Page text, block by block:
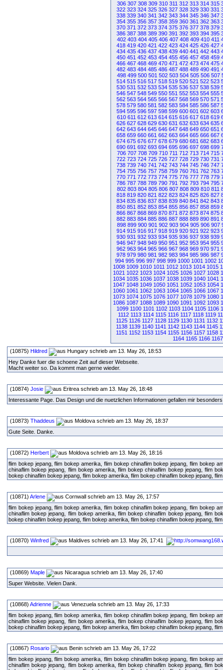
306 307 308 309 310 311 312 313 314 315
322 323 324 325 326 327 328 329 330 331
338 339 340 341 342 343 344 345 346 347
354 355 356 357 358 359 360 361 362 363
370 371 372 373 374 375 376 377 378 379
386 387 388 389 390 391 392 393 394 395
402 403 404 405 406 407 408 409 410 411
418 419 420 421 422 423 424 425 426 427
434 435 436 437 438 439 440 441 442 443
450 451 452 453 454 455 456 457 458 459
466 467 468 469 470 471 472 473 474 475
482 483 484 485 486 487 488 489 490 491
498 499 500 501 502 503 504 505 506 507
514 515 516 517 518 519 520 521 522 523
530 531 532 533 534 535 536 537 538 539
546 547 548 549 550 551 552 553 554 555
562 563 564 565 566 567 568 569 570 571
578 579 580 581 582 583 584 585 586 587
594 595 596 597 598 599 600 601 602 603
610 611 612 613 614 615 616 617 618 619
626 627 628 629 630 631 632 633 634 635
642 643 644 645 646 647 648 649 650 651
658 659 660 661 662 663 664 665 666 667
674 675 676 677 678 679 680 681 682 683
690 691 692 693 694 695 696 697 698 699
706 707 708 709 710 711 712 713 714 715
722 723 724 725 726 727 728 729 730 731
738 739 740 741 742 743 744 745 746 747
754 755 756 757 758 759 760 761 762 763
770 771 772 773 774 775 776 777 778 779
786 787 788 789 790 791 792 793 794 795
802 803 804 805 806 807 808 809 810 811
818 819 820 821 822 823 824 825 826 827
834 835 836 837 838 839 840 841 842 843
850 851 852 853 854 855 856 857 858 859
866 867 868 869 870 871 872 873 874 875
882 883 884 885 886 887 888 889 890 891
898 899 900 901 902 903 904 905 906 907
914 915 916 917 918 919 920 921 922 923
930 931 932 933 934 935 936 937 938 939
946 947 948 949 950 951 952 953 954 955
962 963 964 965 966 967 968 969 970 971
978 979 980 981 982 983 984 985 986 987
994 995 996 997 998 999 1000 1001 1002
1008 1009 1010 1011 1012 1013 1014 1015
1021 1022 1023 1024 1025 1026 1027 1028
1034 1035 1036 1037 1038 1039 1040 1041
1047 1048 1049 1050 1051 1052 1053 1054
1060 1061 1062 1063 1064 1065 1066 1067
1073 1074 1075 1076 1077 1078 1079 1080
1086 1087 1088 1089 1090 1091 1092 1093
1099 1100 1101 1102 1103 1104 1105 1106
1112 1113 1114 1115 1116 1117 1118 1119
1125 1126 1127 1128 1129 1130 1131 1132
1138 1139 1140 1141 1142 1143 1144 1145
1151 1152 1153 1154 1155 1156 1157 1158
1164 1165 1166 1167
(10875) Hildred
schrieb am 13. May 26, 18:53
Hey Danke fuer die schoene Zeit auf dieser Webseite.
Macht weiter so. Da kommt man gerne wieder.
(10874) Josie
schrieb am 13. May 26, 18:48
Interessante Page. Das Design und die nuetzlichen Informationen gefallen mir
(10873) Thaddeus
schrieb am 13. May 26, 18:37
Gute Seite. Danke.
(10872) Herbert
schrieb am 13. May 26, 18:16
flim bokep jepang, flim bokep amerika, flim bokep chinaflim bokep jepang, flim bokep
chinaflim bokep jepang, flim bokep amerika, flim bokep chinaflim bokep jepang, flim
bokep chinaflim bokep jepang, flim bokep amerika, flim bokep chinaflim bokep jepang,
(10871) Arlene
schrieb am 13. May 26, 17:57
flim bokep jepang, flim bokep amerika, flim bokep chinaflim bokep jepang, flim bokep
chinaflim bokep jepang, flim bokep amerika, flim bokep chinaflim bokep jepang, flim
bokep chinaflim bokep jepang, flim bokep amerika, flim bokep chinaflim bokep jepang,
(10870) Winfred schrieb am 13. May 26, 17:41
(10869) Maple
schrieb am 13. May 26, 17:40
Super Website. Vielen Dank.
(10868) Adrienne
schrieb am 13. May 26, 17:33
flim bokep jepang, flim bokep amerika, flim bokep chinaflim bokep jepang, flim bokep
chinaflim bokep jepang, flim bokep amerika, flim bokep chinaflim bokep jepang, flim
bokep chinaflim bokep jepang, flim bokep amerika, flim bokep chinaflim bokep jepang,
(10867) Rosario
schrieb am 13. May 26, 17:22
flim bokep jepang, flim bokep amerika, flim bokep chinaflim bokep jepang, flim bokep
chinaflim bokep jepang, flim bokep amerika, flim bokep chinaflim bokep jepang, flim